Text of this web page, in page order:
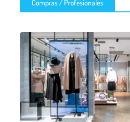
Compras / Profesionales